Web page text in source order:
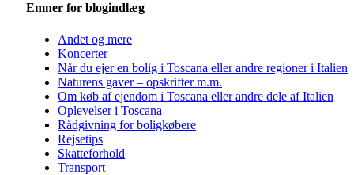
Emner for blogindlæg
Andet og mere
Koncerter
Når du ejer en bolig i Toscana eller andre regioner i Italien
Naturens gaver – opskrifter m.m.
Om køb af ejendom i Toscana eller andre dele af Italien
Oplevelser i Toscana
Rådgivning for boligkøbere
Rejsetips
Skatteforhold
Transport